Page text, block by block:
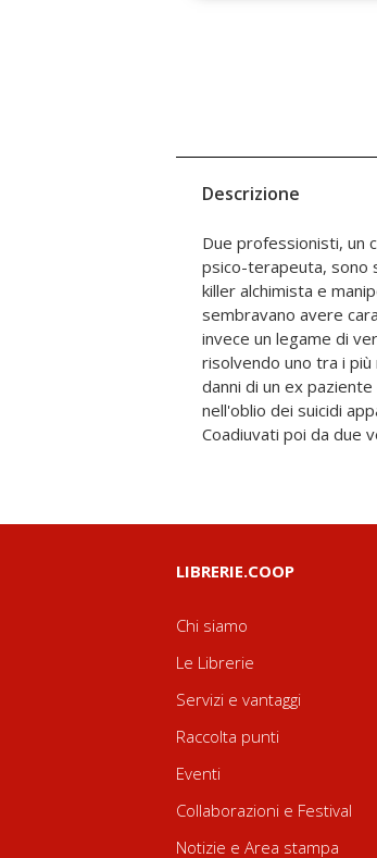
Descrizione
Due professionisti, un
psico-terapeuta, sono
killer alchimista e
sembravano avere
invece un legame di
risolvendo uno tra i più
danni di un ex
nell'oblio dei suicidi
Coadiuvati poi da due
coincidenze, un ex
fidato collaboratore.
dall'Australia a
azzecca sempre. I
accomuna con delle
teatro di questa storia
circondato dal mare
mentis". Non mancano i
LIBRERIE.COOP
Chi siamo
Le Librerie
Servizi e vantaggi
Raccolta punti
Eventi
Collaborazioni e Festival
Notizie e Area stampa